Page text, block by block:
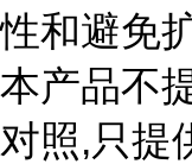
性和避免
本产品不
对照,只提